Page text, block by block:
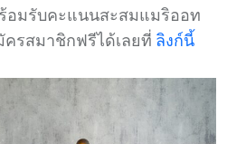
อมรับคะแนนสะสมแมริออท
รสมาชิกฟรีได้เลยที่ ลิงก์นี้